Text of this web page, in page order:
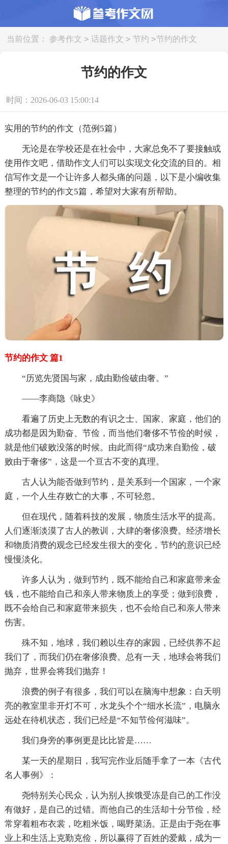
当前位置： 参考作文 > 话题作文 > 节约 >节约的作文
节约的作文
时间：2026-06-03 15:00:14
实用的节约的作文（范例5篇）
无论是在学校还是在社会中，大家总免不了要接触或
使用作文吧，借助作文人们可以实现文化交流的目的。相
信写作文是一个让许多人都头痛的问题，以下是小编收集
整理的节约的作文5篇，希望对大家有所帮助。
节约的作文 篇1
“历览先贤国与家，成由勤俭破由奢。”
——李商隐《咏史》
看遍了历史上无数的有识之士、国家、家庭，他们的
成功都是因为勤奋、节俭，而当他们奢侈不节俭的时候，
就是他们破败没落的时候。由此而得“成功来自勤俭，破
败由于奢侈”，这是一个亘古不变的真理。
古人认为能否做到节约，是关系到一个国家，一个家
庭，一个人生存败亡的大事，不可轻忽。
但在现代，随着科技的发展，物质生活水平的提高。
人们逐渐淡漠了古人的教训，大肆的奢侈浪费。经济增长
和物质消费的观念已经发生很大的变化，节约的意识已经
慢慢淡化。
许多人认为，做到节约，既不能给自己和家庭带来金
钱，也不能给自己和亲人带来物质上的享受；做到浪费，
既不会给自己和家庭带来损失，也不会给自己和亲人带来
伤害。
殊不知，地球，我们赖以生存的家园，已经供养不起
我们了，而我们仍在奢侈浪费。总有一天，地球会将我们
抛弃，世界会将我们抛弃！
浪费的例子有很多，我们可以在脑海中想象：白天明
亮的教室里非开灯不可，水龙头个个“细水长流”，电脑永
远处在待机状态，我们已经是“不知节俭何滋味”。
我们身旁的事例更是比比皆是……
某一天的星期日，我写完作业后随手拿了一本《古代
名人事例》：
尧特别关心民众，认为别人挨饿受冻是自己的工作没
有做好，是自己的过错。而他自己的生活却十分节俭，经
常穿着粗布衣裳，吃粗米饭，喝野菜汤。正是由于尧在事
业上和生活上克勤克俭，所以赢得了百姓的爱戴，成为一